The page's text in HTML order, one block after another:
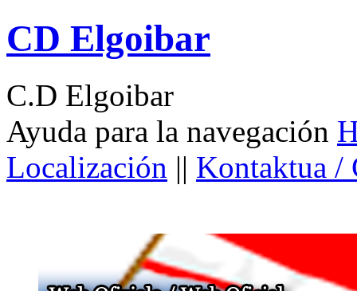
CD Elgoibar
C.D Elgoibar
Ayuda para la navegación
Localización || Kontaktua /